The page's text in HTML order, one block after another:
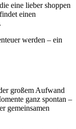
eine lieber shoppen
einen
werden – ein
großem Aufwand
ganz spontan –
gemeinsamen